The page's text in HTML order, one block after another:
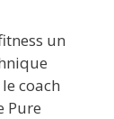
un
coach
Pure